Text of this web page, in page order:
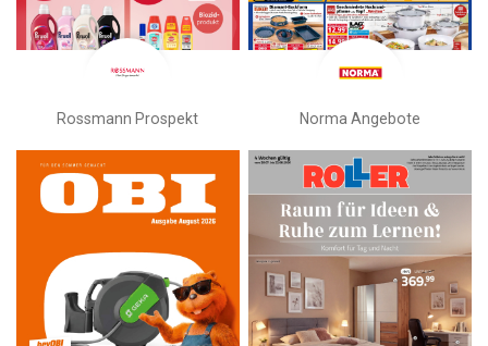
Rossmann Prospekt Norma Angebote